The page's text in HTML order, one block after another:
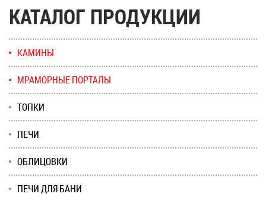
КАТАЛОГ ПРОДУКЦИИ
КАМИНЫ
МРАМОРНЫЕ ПОРТАЛЫ
ТОПКИ
ПЕЧИ
ОБЛИЦОВКИ
ПЕЧИ ДЛЯ БАНИ